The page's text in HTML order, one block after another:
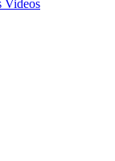
Videos